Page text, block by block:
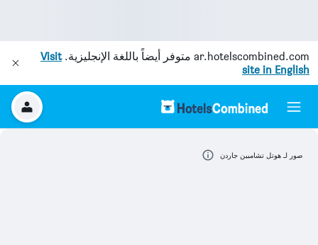
ar.hotelscombined.com متوفر أيضاً باللغة الإنجليزية.Visit
site in English
صور لـ هوتل تشامبين جاردن